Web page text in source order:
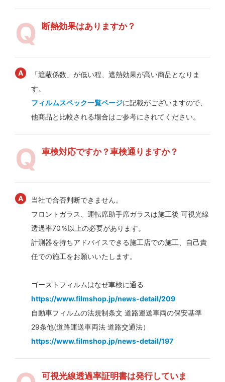
断熱効果はありますか？
「遮蔽係数」が低い程、遮熱効果が高い商品となりま
す。
フィルムスペック一覧ページに記載がございますので、
他商品と比較される場合はご参考にされてください。
車検対応ですか？車検通りますか？
当社で合否判断できません。
フロントガラス、運転席助手席ガラスは施工後 可視光線
透過率70％以上の必要があります。
計測器を持ちアドバイスできる施工店での施工、自己責
任での施工をお願いいたします。
ゴーストフィルムはなぜ車検に通る
https://www.filmshop.jp/news-detail/209
自動車フィルムの法規制条文 道路運送車両の保安基準
29条他(道路運送車両法 道路交通法）
https://www.filmshop.jp/news-detail/197
可視光線透過率証明書は発行していま